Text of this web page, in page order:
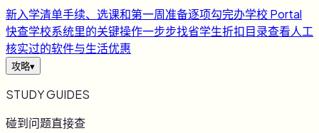
新入学清单手续、选课和第一周准备逐项勾完办学校 Portal
快查学校系统里的关键操作一步步找省学生折扣目录查看人工
核实过的软件与生活优惠
攻略▾
STUDY GUIDES
碰到问题直接查